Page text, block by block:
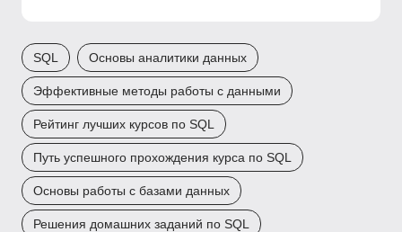
SQL Основы аналитики данных
Эффективные методы работы с данными
Рейтинг лучших курсов по SQL
Путь успешного прохождения курса по SQL
Основы работы с базами данных
Решения домашних заданий по SQL